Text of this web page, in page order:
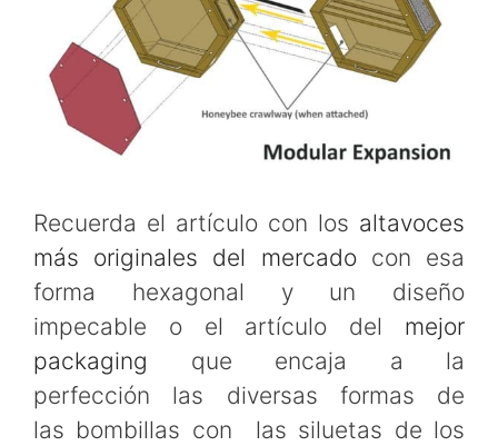
Recuerda el artículo con los altavoces
más originales del mercadocon esa
forma hexagonal y un diseño
impecable o el artículo del mejor
packaging que encaja a la
perfección las diversas formas de
las bombillas con las siluetas de los